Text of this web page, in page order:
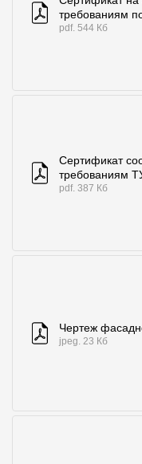
требованиям
pdf. 544 Кб
Сертификат
требованиям
pdf. 387 Кб
Чертеж
jpeg. 23 Кб